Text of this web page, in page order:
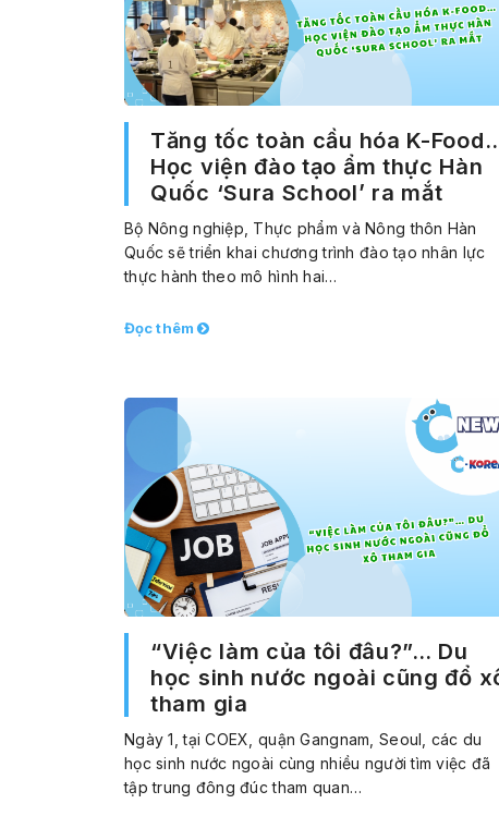
Tăng tốc toàn cầu hóa K-
Học viện đào tạo ẩm thực Hàn
Quốc ‘Sura School’ ra mắt
Bộ Nông nghiệp, Thực phẩm và Nông thôn Hàn
Quốc sẽ triển khai chương trình đào tạo nhân lực
thực hành theo mô hình hai…
Đọc thêm
“Việc làm của tôi đâu?”… Du
học sinh nước ngoài cũng đổ
tham gia
Ngày 1, tại COEX, quận Gangnam, Seoul, các du
học sinh nước ngoài cùng nhiều người tìm việc đã
tập trung đông đúc tham quan…